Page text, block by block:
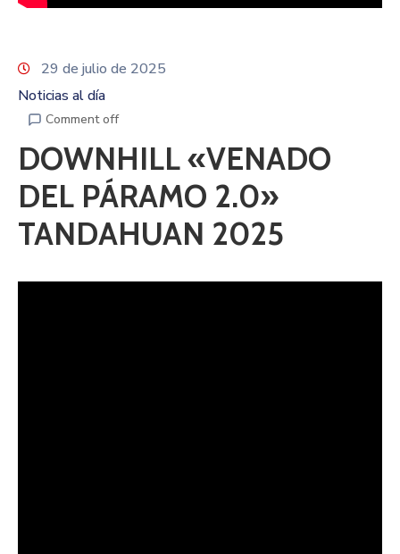
29 de julio de 2025
Noticias al día
Comment off
DOWNHILL «VENADO
DEL PÁRAMO 2.0»
TANDAHUAN 2025